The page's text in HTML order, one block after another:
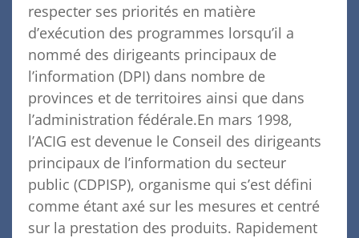
respecter ses priorités en matière
d’exécution des programmes lorsqu’il a
nommé des dirigeants principaux de
l’information (DPI) dans nombre de
provinces et de territoires ainsi que dans
l’administration fédérale.En mars 1998,
l’ACIG est devenue le Conseil des dirigeants
principaux de l’information du secteur
public (CDPISP), organisme qui s’est défini
comme étant axé sur les mesures et centré
sur la prestation des produits. Rapidement